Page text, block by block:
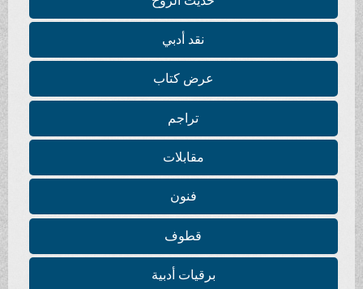
نقد أدبي
عرض كتاب
تراجم
مقابلات
فنون
قطوف
برقيات أدبية